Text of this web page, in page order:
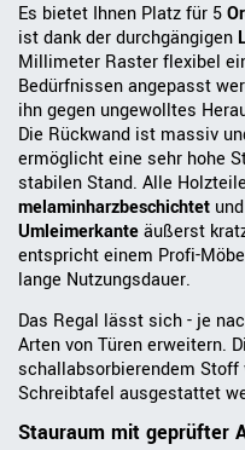
Es bietet Ihnen Platz für 5
ist dank der durchgängigen
Millimeter Raster flexibel
Bedürfnissen angepasst
ihn gegen ungewolltes
Die Rückwand ist massiv
ermöglicht eine sehr hohe
stabilen Stand. Alle
melaminharzbeschichtet
Umleimerkanteäußerst
entspricht einem Profi-
lange Nutzungsdauer.
Das Regal lässt sich - je
Arten von Türen erweitern.
schallabsorbierendem
Schreibtafel ausgestattet
Stauraum mit geprüfter